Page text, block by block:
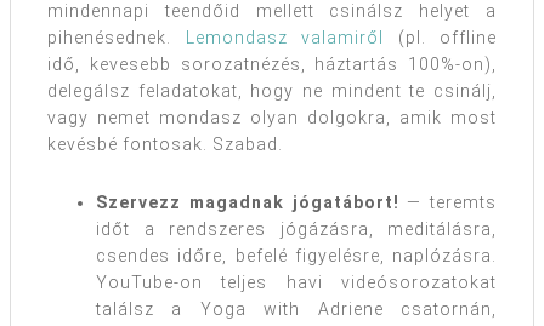
mindennapi teendőid mellett csinálsz helyet a
pihenésednek.
Lemondasz valamiről
(pl. offline
idő, kevesebb sorozatnézés, háztartás 100%-on),
delegálsz feladatokat, hogy ne mindent te csinálj,
vagy nemet mondasz olyan dolgokra, amik most
kevésbé fontosak. Szabad.
Szervezz magadnak jógatábort! — teremts
időt a rendszeres jógázásra, meditálásra,
csendes időre, befelé figyelésre, naplózásra.
YouTube-on teljes havi videósorozatokat
találsz a Yoga with Adriene csatornán,